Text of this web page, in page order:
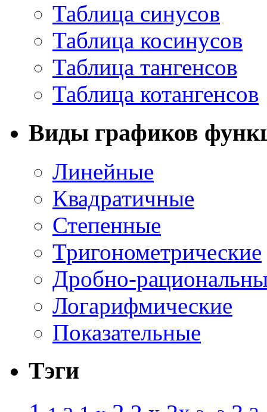
Таблица синусов
Таблица косинусов
Таблица тангенсов
Таблица котангенсов
Виды графиков
Линейные
Квадратичные
Степенные
Тригонометрические
Дробно-
Логарифмические
Показательные
Тэги